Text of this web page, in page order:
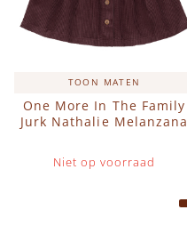
TOON MATEN
One More In The Family
Jurk Nathalie Melanzana
Niet op voorraad